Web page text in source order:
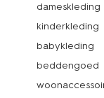
dameskleding
kinderkleding
babykleding
beddengoed